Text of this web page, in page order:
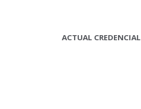
ACTUAL